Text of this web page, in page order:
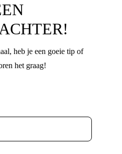
heb je een goeie tip of
het graag!